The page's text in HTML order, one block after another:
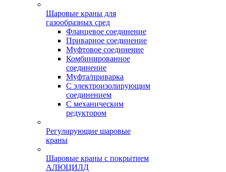
Шаровые краны для
газообразных сред
Фланцевое соединение
Приварное соединение
Муфтовое соединение
Комбинированное
соединение
Муфта/приварка
С электроизолирующим
соединением
С механическим
редуктором
Регулирующие шаровые
краны
Шаровые краны с покрытием
АЛЮЦИЛД